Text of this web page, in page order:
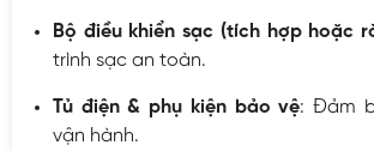
Bộ điều khiển sạc (tích hợp hoặc
trình sạc an toàn.
Tủ điện & phụ kiện bảo vệ: Đảm
vận hành.